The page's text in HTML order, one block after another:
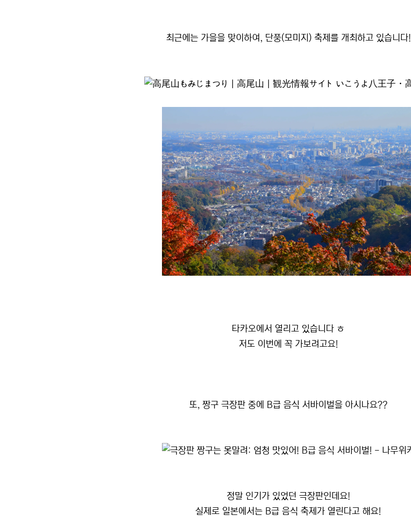
최근에는 가을을 맞이하여, 단풍(모미지) 축제를 개최하고 있습니다!
타카오에서 열리고 있습니다 ㅎ
저도 이번에 꼭 가보려고요!
또, 짱구 극장판 중에 B급 음식 서바이벌을 아시나요??
정말 인기가 있었던 극장판인데요!
실제로 일본에서는 B급 음식 축제가 열린다고 해요!